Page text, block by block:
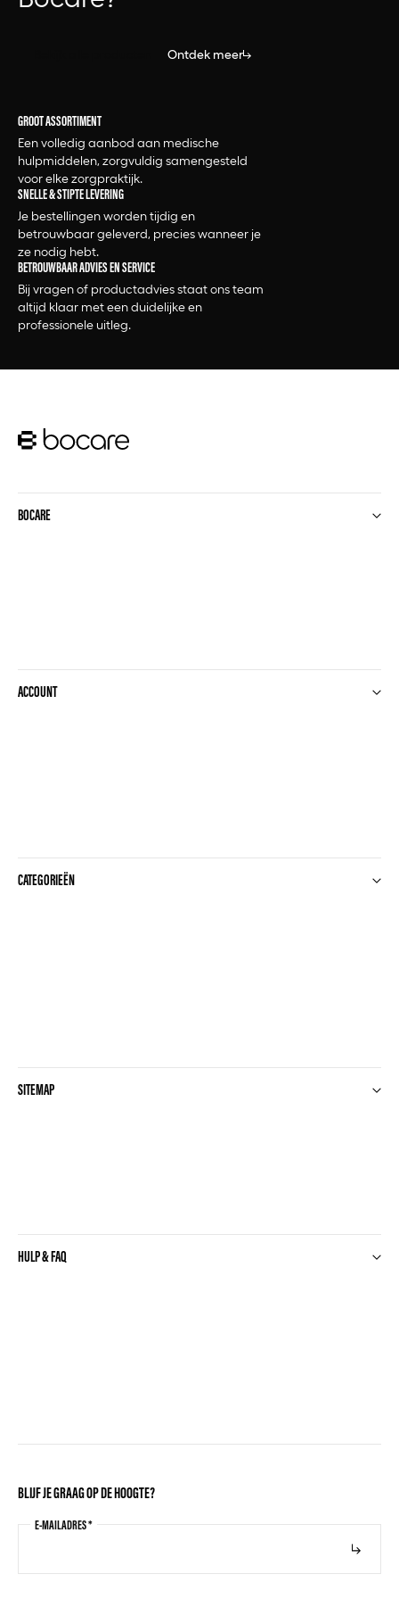
Ontdek meer
GROOT ASSORTIMENT
Een volledig aanbod aan medische
hulpmiddelen, zorgvuldig samengesteld
voor elke zorgpraktijk.
SNELLE & STIPTE LEVERING
Je bestellingen worden tijdig en
betrouwbaar geleverd, precies wanneer je
ze nodig hebt.
BETROUWBAAR ADVIES EN SERVICE
Bij vragen of productadvies staat ons team
altijd klaar met een duidelijke en
professionele uitleg.
BOCARE
ACCOUNT
CATEGORIEËN
SITEMAP
HULP & FAQ
BLIJF JE GRAAG OP DE HOOGTE?
E-MAILADRES*